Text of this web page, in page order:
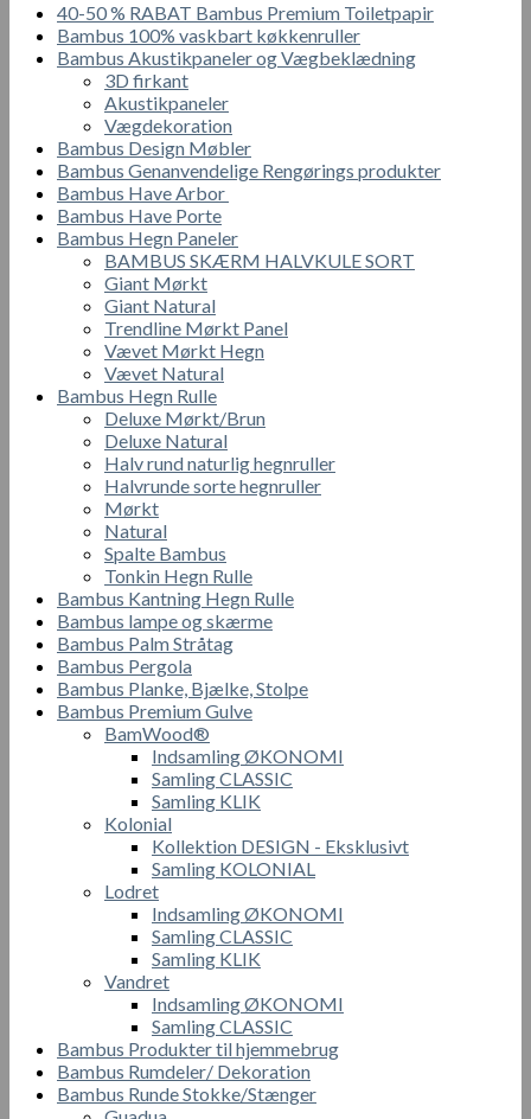
40-50 % RABAT Bambus Premium Toiletpapir
Bambus 100% vaskbart køkkenruller
Bambus Akustikpaneler og Vægbeklædning
3D firkant
Akustikpaneler
Vægdekoration
Bambus Design Møbler
Bambus Genanvendelige Rengørings produkter
Bambus Have Arbor
Bambus Have Porte
Bambus Hegn Paneler
BAMBUS SKÆRM HALVKULE SORT
Giant Mørkt
Giant Natural
Trendline Mørkt Panel
Vævet Mørkt Hegn
Vævet Natural
Bambus Hegn Rulle
Deluxe Mørkt/Brun
Deluxe Natural
Halv rund naturlig hegnruller
Halvrunde sorte hegnruller
Mørkt
Natural
Spalte Bambus
Tonkin Hegn Rulle
Bambus Kantning Hegn Rulle
Bambus lampe og skærme
Bambus Palm Stråtag
Bambus Pergola
Bambus Planke, Bjælke, Stolpe
Bambus Premium Gulve
BamWood®
Indsamling ØKONOMI
Samling CLASSIC
Samling KLIK
Kolonial
Kollektion DESIGN - Eksklusivt
Samling KOLONIAL
Lodret
Indsamling ØKONOMI
Samling CLASSIC
Samling KLIK
Vandret
Indsamling ØKONOMI
Samling CLASSIC
Bambus Produkter til hjemmebrug
Bambus Rumdeler/ Dekoration
Bambus Runde Stokke/Stænger